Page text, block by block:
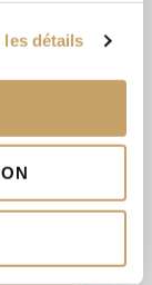
détails